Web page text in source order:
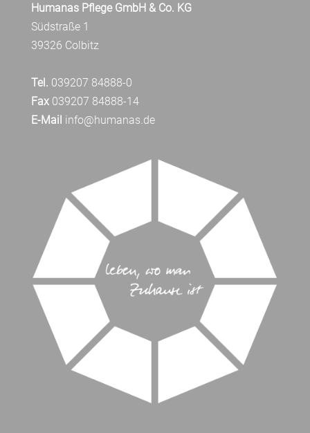
Humanas Pflege GmbH & Co. KG
Südstraße 1
39326 Colbitz
Tel. 039207 84888-0
Fax039207 84888-14
E-Mail info@humanas.de